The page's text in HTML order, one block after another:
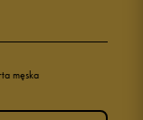
0%
męska